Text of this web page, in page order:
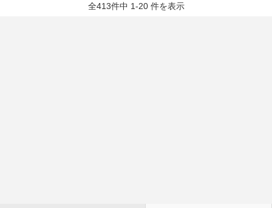
全413件中 1-20 件を表示